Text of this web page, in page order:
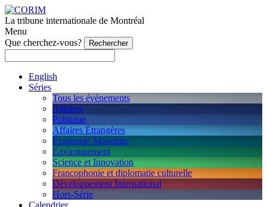
La tribune internationale de Montréal
Menu
Que cherchez-vous?
English
Séries
Tous les événements
Affaires
Politique
Affaires Étrangères
Économie Mondiale
Environnement
Science et Innovation
Francophonie et diplomatie culturelle
Développement International
Hors-Série
Calendrier